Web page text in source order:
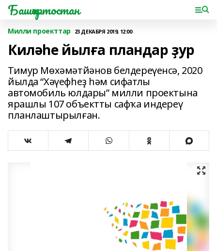
Башҡортостан
Милли проекттар 23 ДЕКАБРЯ 2019, 12:00
Киләһе йылға пландар ҙур
Тимур Мөхәмәтйәнов белдереүенсә, 2020
йылда “Хәүефһеҙ һәм сифатлы
автомобиль юлдары” милли проектына
ярашлы 107 объектты сафҡа индереү
планлаштырылған.